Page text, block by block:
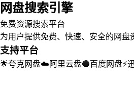
网盘搜索引擎
免费资源搜索平台
为用户提供免费、快速、安全的网盘
支持平台
🌟夸克网盘☁️阿里云盘🔵百度网盘⚡